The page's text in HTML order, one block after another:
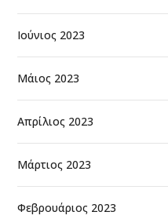
Ιούνιος 2023
Μάιος 2023
Απρίλιος 2023
Μάρτιος 2023
Φεβρουάριος 2023